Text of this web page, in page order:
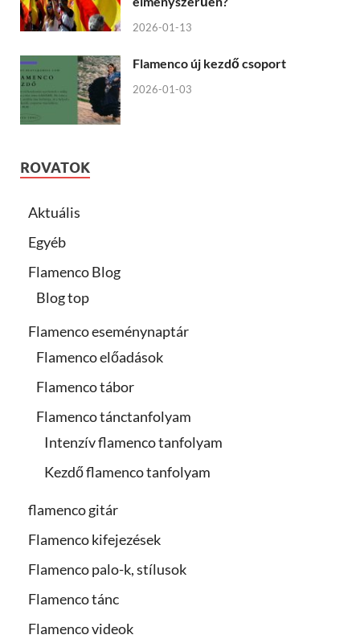
2026-01-13
Flamenco új kezdő csoport
2026-01-03
ROVATOK
Aktuális
Egyéb
Flamenco Blog
Blog top
Flamenco eseménynaptár
Flamenco előadások
Flamenco tábor
Flamenco tánctanfolyam
Intenzív flamenco tanfolyam
Kezdő flamenco tanfolyam
flamenco gitár
Flamenco kifejezések
Flamenco palo-k, stílusok
Flamenco tánc
Flamenco videok